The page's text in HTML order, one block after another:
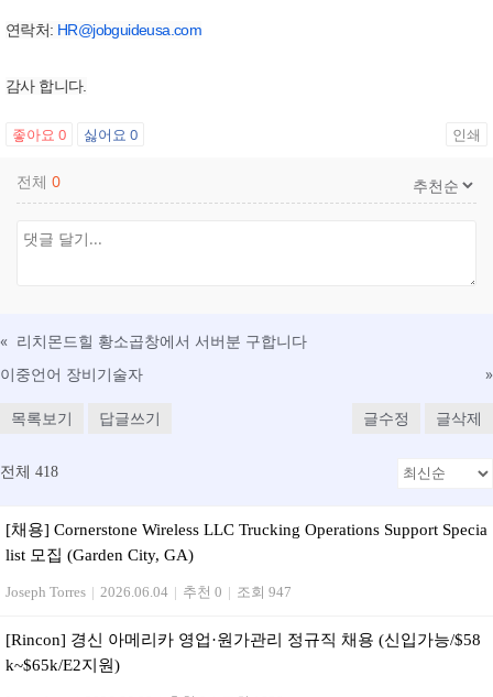
연락처: HR@jobguideusa.com
감사 합니다.
좋아요 0 싫어요 0 인쇄
전체 0
« 리치몬드힐 황소곱창에서 서버분 구합니다
이중언어 장비기술자
»
목록보기 답글쓰기 글수정 글삭제
전체 418
[채용] Cornerstone Wireless LLC Trucking Operations Support Specia
list 모집 (Garden City, GA)
Joseph Torres | 2026.06.04 | 추천 0 | 조회 947
[Rincon] 경신 아메리카 영업·원가관리 정규직 채용 (신입가능/$58
k~$65k/E2지원)